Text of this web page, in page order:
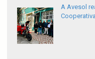
A Avesol